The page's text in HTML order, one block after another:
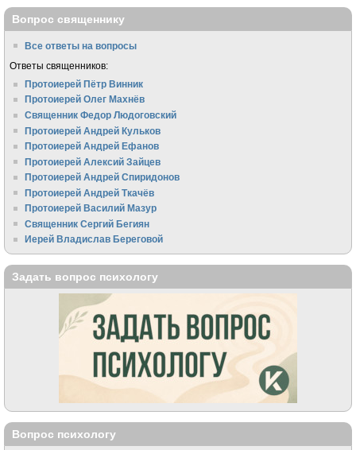
Вопрос священнику
Все ответы на вопросы
Ответы священников:
Протоиерей Пётр Винник
Протоиерей Олег Махнёв
Священник Федор Людоговский
Протоиерей Андрей Кульков
Протоиерей Андрей Ефанов
Протоиерей Алексий Зайцев
Протоиерей Андрей Спиридонов
Протоиерей Андрей Ткачёв
Протоиерей Василий Мазур
Священник Сергий Бегиян
Иерей Владислав Береговой
Задать вопрос психологу
Вопрос психологу